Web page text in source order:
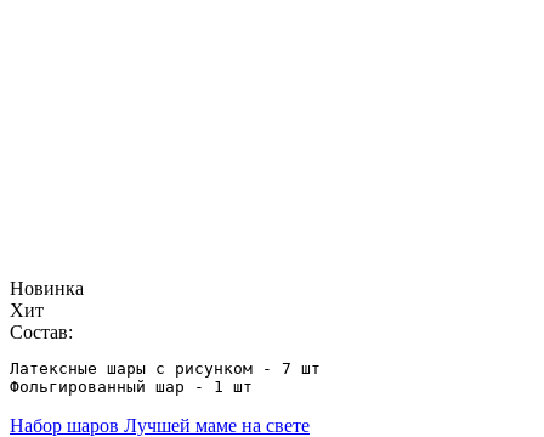
Новинка
Хит
Состав:
Латексные шары с рисунком - 7 шт
Фольгированный шар - 1 шт
Набор шаров Лучшей маме на свете